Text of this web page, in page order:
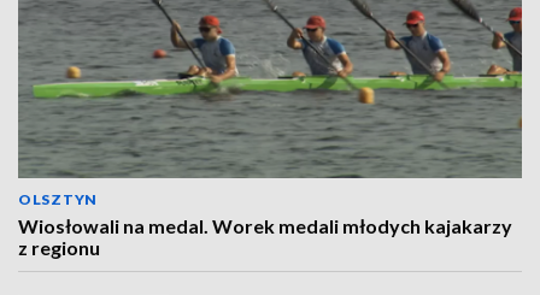
OLSZTYN
Wiosłowali na medal. Worek medali młodych kajakarzy
z regionu